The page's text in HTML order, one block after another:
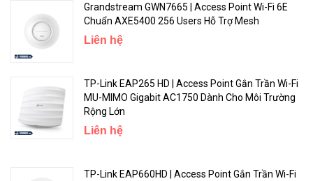
Thiết lập 3 bước dễ dàng
bàn của bạn để dễ dàng thiết lập bộ phát sóng ASUS trong vòng
chưa đến 30 giây* và chỉ trong 3 bước đơn giản. Bạn chỉ việc kết nối
dây cáp đến bộ phát sóng, mở trình duyệt Web, và làm theo đồ
Grandstream GWN7665 | Access Point Wi-Fi 6E
Chuẩn AXE5400 256 Users Hỗ Trợ Mesh
Liên hệ
TP-Link EAP265 HD | Access Point Gắn Trần Wi-Fi
MU-MIMO Gigabit AC1750 Dành Cho Môi Trường
Rộng Lớn
Liên hệ
TP-Link EAP660HD | Access Point Gắn Trần Wi-Fi